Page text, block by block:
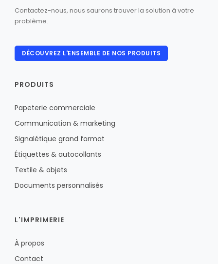
Contactez-nous, nous saurons trouver la solution à votre
problème.
DÉCOUVREZ L'ENSEMBLE DE NOS PRODUITS
PRODUITS
Papeterie commerciale
Communication & marketing
Signalétique grand format
Étiquettes & autocollants
Textile & objets
Documents personnalisés
L'IMPRIMERIE
À propos
Contact